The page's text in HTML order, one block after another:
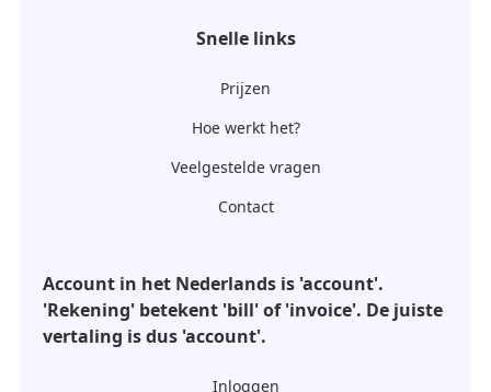
Snelle links
Prijzen
Hoe werkt het?
Veelgestelde vragen
Contact
Account in het Nederlands is 'account'.
'Rekening' betekent 'bill' of 'invoice'. De juiste
vertaling is dus 'account'.
Inloggen